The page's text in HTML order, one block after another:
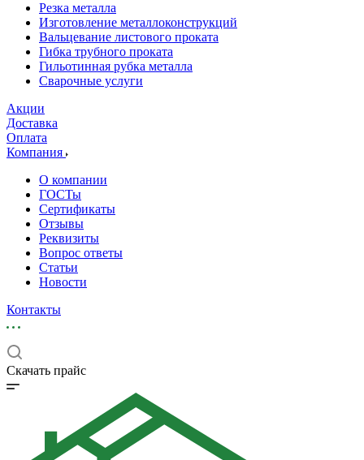
Резка металла
Изготовление металлоконструкций
Вальцевание листового проката
Гибка трубного проката
Гильотинная рубка металла
Сварочные услуги
Акции
Доставка
Оплата
Компания
О компании
ГОСТы
Сертификаты
Отзывы
Реквизиты
Вопрос ответы
Статьи
Новости
Контакты
Скачать прайс